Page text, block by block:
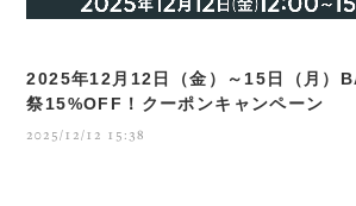
2025年12月12日（金）～15日（月）
祭15%OFF！クーポンキャンペーン
2025/12/12 15:38